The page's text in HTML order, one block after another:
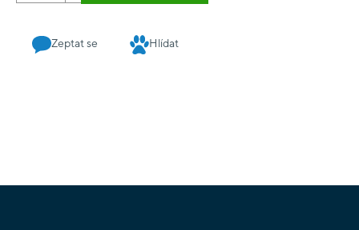
Zeptat se Hlídat